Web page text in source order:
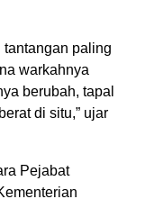
tantangan paling
warkahnya
berubah, tapal
di situ,” ujar
Pejabat